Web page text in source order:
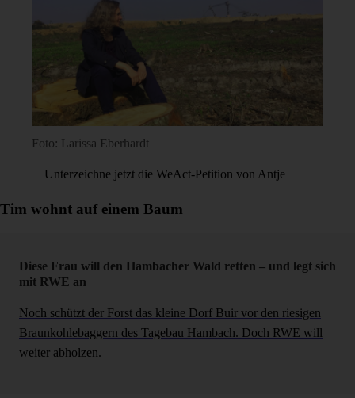
Foto: Larissa Eberhardt
Unterzeichne jetzt die WeAct-Petition von Antje
Tim wohnt auf einem Baum
Diese Frau will den Hambacher Wald retten – und legt sich
mit RWE an
Noch schützt der Forst das kleine Dorf Buir vor den riesigen
Braunkohlebaggern des Tagebau Hambach. Doch RWE will
weiter abholzen.